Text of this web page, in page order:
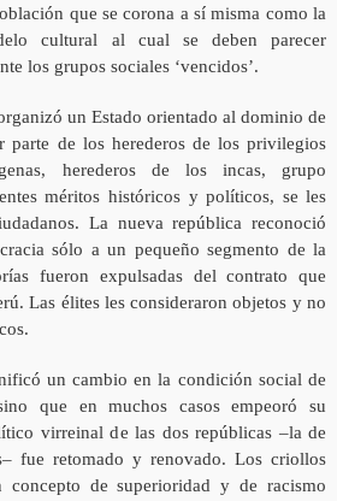
que se corona a sí misma como la
cultural al cual se deben parecer
los grupos sociales ‘vencidos’.
un Estado orientado al dominio de
parte de los herederos de los privilegios
herederos de los incas, grupo
méritos históricos y políticos, se les
La nueva república reconoció
sólo a un pequeño segmento de la
fueron expulsadas del contrato que
Las élites les consideraron objetos y no
un cambio en la condición social de
que en muchos casos empeoró su
virreinal de las dos repúblicas –la de
fue retomado y renovado. Los criollos
concepto de superioridad y de racismo